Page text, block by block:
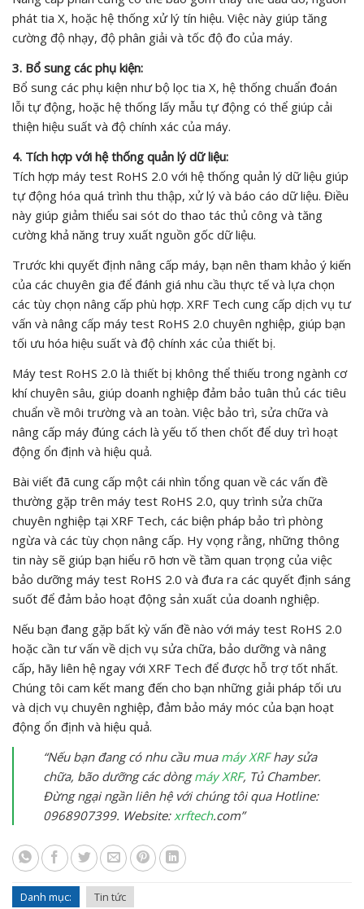
phát tia X, hoặc hệ thống xử lý tín hiệu. Việc này giúp tăng
cường độ nhạy, độ phân giải và tốc độ đo của máy.
3. Bổ sung các phụ kiện:
Bổ sung các phụ kiện như bộ lọc tia X, hệ thống chuẩn đoán
lỗi tự động, hoặc hệ thống lấy mẫu tự động có thể giúp cải
thiện hiệu suất và độ chính xác của máy.
4. Tích hợp với hệ thống quản lý dữ liệu:
Tích hợp máy test RoHS 2.0 với hệ thống quản lý dữ liệu giúp
tự động hóa quá trình thu thập, xử lý và báo cáo dữ liệu. Điều
này giúp giảm thiểu sai sót do thao tác thủ công và tăng
cường khả năng truy xuất nguồn gốc dữ liệu.
Trước khi quyết định nâng cấp máy, bạn nên tham khảo ý kiến
của các chuyên gia để đánh giá nhu cầu thực tế và lựa chọn
các tùy chọn nâng cấp phù hợp. XRF Tech cung cấp dịch vụ tư
vấn và nâng cấp máy test RoHS 2.0 chuyên nghiệp, giúp bạn
tối ưu hóa hiệu suất và độ chính xác của thiết bị.
Máy test RoHS 2.0 là thiết bị không thể thiếu trong ngành cơ
khí chuyên sâu, giúp doanh nghiệp đảm bảo tuân thủ các tiêu
chuẩn về môi trường và an toàn. Việc bảo trì, sửa chữa và
nâng cấp máy đúng cách là yếu tố then chốt để duy trì hoạt
động ổn định và hiệu quả.
Bài viết đã cung cấp một cái nhìn tổng quan về các vấn đề
thường gặp trên máy test RoHS 2.0, quy trình sửa chữa
chuyên nghiệp tại XRF Tech, các biện pháp bảo trì phòng
ngừa và các tùy chọn nâng cấp. Hy vọng rằng, những thông
tin này sẽ giúp bạn hiểu rõ hơn về tầm quan trọng của việc
bảo dưỡng máy test RoHS 2.0 và đưa ra các quyết định sáng
suốt để đảm bảo hoạt động sản xuất của doanh nghiệp.
Nếu bạn đang gặp bất kỳ vấn đề nào với máy test RoHS 2.0
hoặc cần tư vấn về dịch vụ sửa chữa, bảo dưỡng và nâng
cấp, hãy liên hệ ngay với XRF Tech để được hỗ trợ tốt nhất.
Chúng tôi cam kết mang đến cho bạn những giải pháp tối ưu
và dịch vụ chuyên nghiệp, đảm bảo máy móc của bạn hoạt
động ổn định và hiệu quả.
“Nếu bạn đang có nhu cầu mua máy XRFhay sửa
chữa, bão dưỡng các dòngmáy XRF, Tủ Chamber.
Đừng ngại ngần liên hệ với chúng tôi qua Hotline:
0968907399. Website:xrftech.com”
Danh mục:
Tin tức